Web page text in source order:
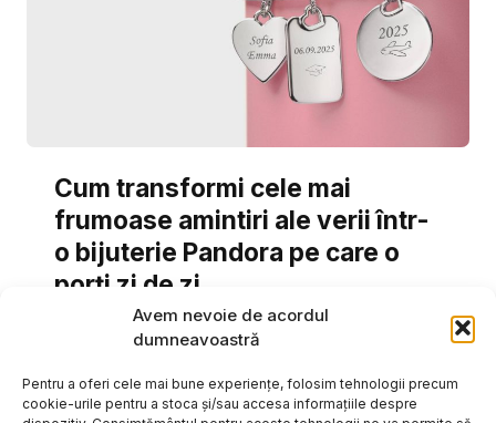
Avem nevoie de acordul
dumneavoastră
Pentru a oferi cele mai bune experiențe, folosim tehnologii precum
cookie-urile pentru a stoca și/sau accesa informațiile despre
Cum transformi cele mai
frumoase amintiri ale verii într-
o bijuterie Pandora pe care o
porți zi de zi
Vara este, pentru mulți dintre noi, anotimpul în care
vacanțe pe care le planificăm luni...
Cristiana Todiresei